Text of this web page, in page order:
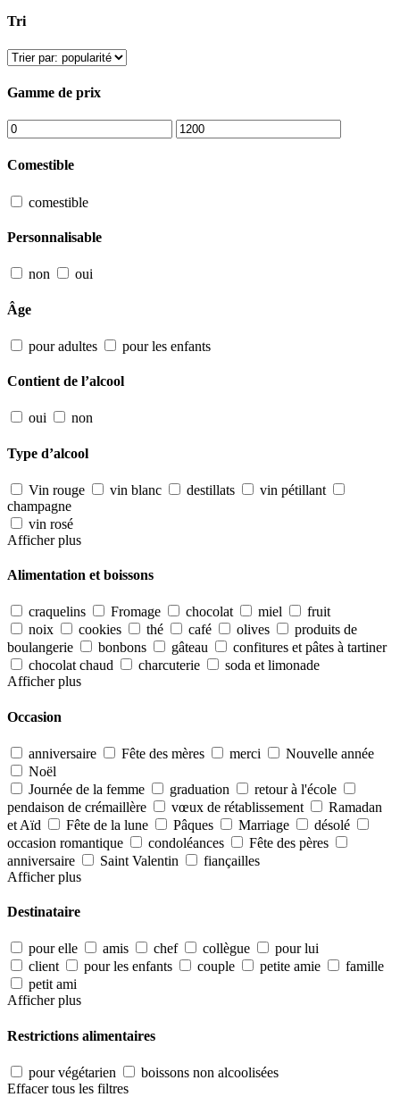
Tri
Gamme de prix
Comestible
comestible
Personnalisable
non oui
Âge
pour adultes pour les enfants
Contient de l’alcool
oui non
Type d’alcool
Vin rouge vin blanc destillats
vin pétillant
champagne
vin rosé
Afficher plus
Alimentation et boissons
craquelins Fromage chocolat miel
fruit
noix
cookies thé café olives
produits de
boulangerie
bonbons gâteau
confitures et pâtes à tartiner
chocolat chaud
charcuterie
soda et limonade
Afficher plus
Occasion
anniversaire Fête des mères merci
Nouvelle année
Noël
Journée de la femme
graduation
retour à l'école
pendaison de crémaillère
vœux de rétablissement
Ramadan
et Aïd
Fête de la lune Pâques Marriage
désolé
occasion romantique
condoléances
Fête des pères
anniversaire
Saint Valentin
fiançailles
Afficher plus
Destinataire
pour elle amis chef collègue
pour lui
client
pour les enfants couple petite amie
famille
petit ami
Afficher plus
Restrictions alimentaires
pour végétarien
boissons non alcoolisées
Effacer tous les filtres